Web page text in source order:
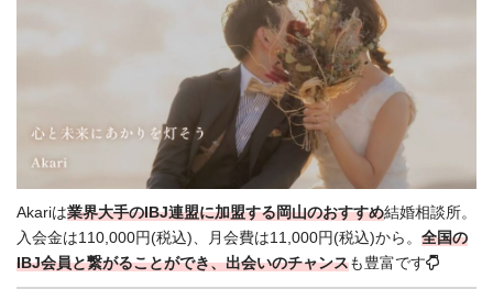
Akariは業界大手のIBJ連盟に加盟する岡山のおすすめ結婚相談所。
入会金は110,000円(税込)、月会費は11,000円(税込)から。 全国の
IBJ会員と繋がることができ、出会いのチャンスも豊富です